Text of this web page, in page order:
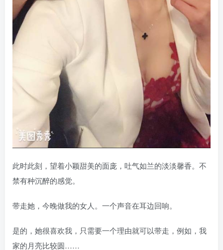
此时此刻，望着小颖甜美的面庞，吐气如兰的淡淡馨香。不
禁有种沉醉的感觉。
带走她，今晚做我的女人。一个声音在耳边回响。
是的，她很喜欢我，只需要一个理由就可以带走，例如，我
家的月亮比较圆……